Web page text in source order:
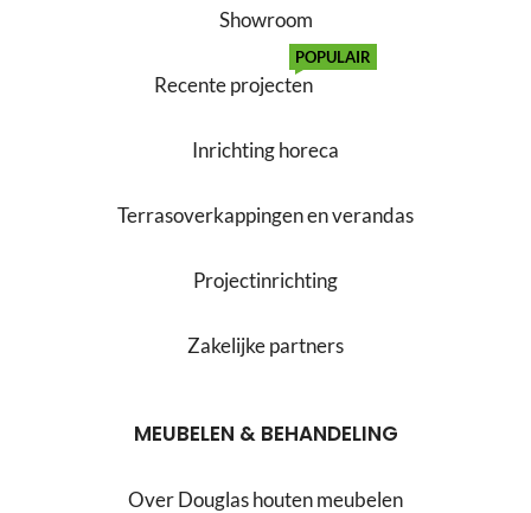
Showroom
Recente projecten
POPULAIR
Inrichting horeca
Terrasoverkappingen en verandas
Projectinrichting
Zakelijke partners
MEUBELEN & BEHANDELING
Over Douglas houten meubelen